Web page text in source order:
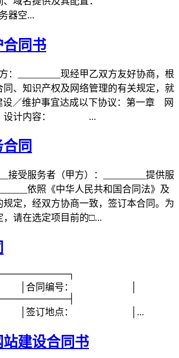
空...
合同书
：_________现经甲乙双方友好协商，根
同、知识产权及网络管理的有关规定，就
设／维护事宜达成以下协议：第一章 网
计内容： ...
同
接受服务者（甲方）：_________提供服
依照《中华人民共和国合同法》及
定，经双方协商一致，签订本合同。为
请在选定项目前的□...
编号： │
│签订地点： │...
站建设合同书